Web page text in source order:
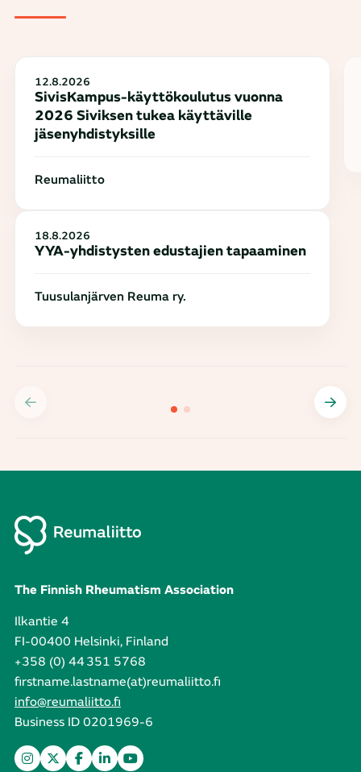
12.8.2026
SivisKampus-käyttökoulutus vuonna
2026 Siviksen tukea käyttäville
jäsenyhdistyksille
Reumaliitto
18.8.2026
YYA-yhdistysten edustajien tapaaminen
Tuusulanjärven Reuma ry.
The Finnish Rheumatism Association
Ilkantie 4
FI-00400 Helsinki, Finland
+358 (0) 44 351 5768
firstname.lastname(at)reumaliitto.fi
info@reumaliitto.fi
Business ID 0201969-6